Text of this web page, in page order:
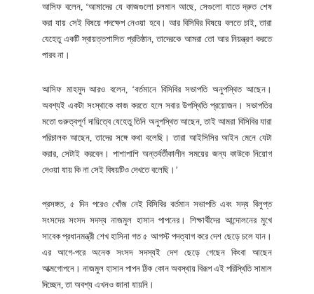
আসিফ বলেন, ‘আমাদের যে কাজগুলো চলমান আছে, সেগুলো যাতে দ্রুত শেষ
করা যায় সেই বিষয়ে পদক্ষেপ নেওয়া হবে। আর বিসিবির বিষয়ে বলতে চাই, তারা
যেহেতু একটি স্বায়ত্তশাসিত প্রতিষ্ঠান, তাদেরকে আমরা তো আর নিয়ন্ত্রণ করতে
পারব না।
আসিফ মাহমুদ আরও বলেন, ‘বর্তমানে বিসিবির সভাপতি অনুপস্থিত আছেন।
অবশ্যই একটা সংস্থাকে কাজ করতে হলে সবার উপস্থিতি প্রয়োজন। সভাপতির
মতো গুরুত্বপূর্ণ দায়িত্বে যেহেতু তিনি অনুপস্থিত আছেন, তাই আমরা বিসিবির যারা
পরিচালক আছেন, তাদের সঙ্গে কথা বলেছি। তারা আইসিসির আইন মেনে যেটা
করার, সেটাই করবেন। পাশাপাশি অন্তর্বর্তীকালীন সময়ের জন্য কাউকে নিয়োগ
দেওয়া যায় কি না সেই বিষয়টিও দেখতে বলেছি।’
প্রসঙ্গত, ৫ দিন পরেও খোঁজ নেই বিসিবির বর্তমান সভাপতি এবং সদ্য বিলুপ্ত
সংসদের সংসদ সদস্য নাজমুল হাসান পাপনের। শিক্ষার্থীদের আন্দোলনের মুখে
সাবেক প্রধানমন্ত্রী শেখ হাসিনা গত ৫ আগস্ট পদত্যাগ করে দেশ ছেড়ে চলে যান।
এর আগে-পরে অনেক সংসদ সদস্যই দেশ ছেড়ে গেছেন কিংবা আছেন
আত্মগোপনে। নাজমুল হাসান পাপন ঠিক কোন অবস্থায় বিরূপ এই পরিস্থিতি সামাল
দিচ্ছেন, তা অবশ্য এখনও জানা যায়নি।